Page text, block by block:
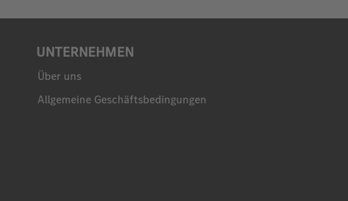
UNTERNEHMEN
Über uns
Allgemeine Geschäftsbedingungen